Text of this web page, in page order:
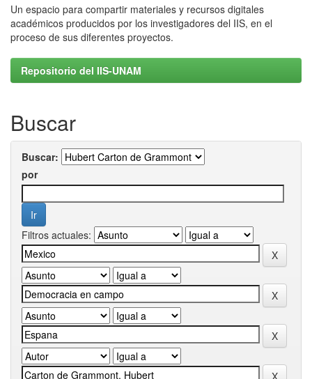
Un espacio para compartir materiales y recursos digitales
académicos producidos por los investigadores del IIS, en el
proceso de sus diferentes proyectos.
Repositorio del IIS-UNAM
Buscar
Buscar:
por
Filtros actuales: